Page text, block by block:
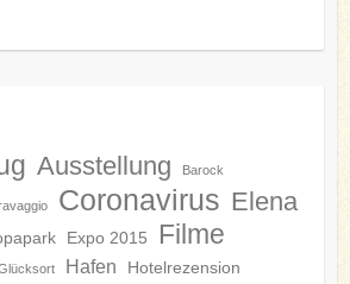
Ausstellung Barock
Coronavirus Elena
Expo 2015 Filme
Hafen Hotelrezension